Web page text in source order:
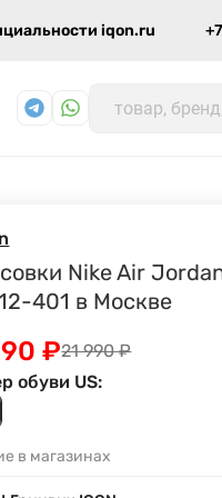
iqon.ru
Nike Air
401 в Москве
21 990₽
₽
обуви US:
в магазинах